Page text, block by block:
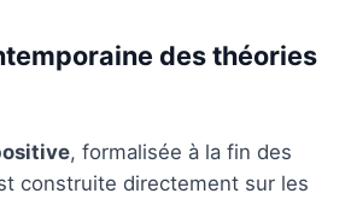
des théories
, formalisée à la fin des
construite directement sur les